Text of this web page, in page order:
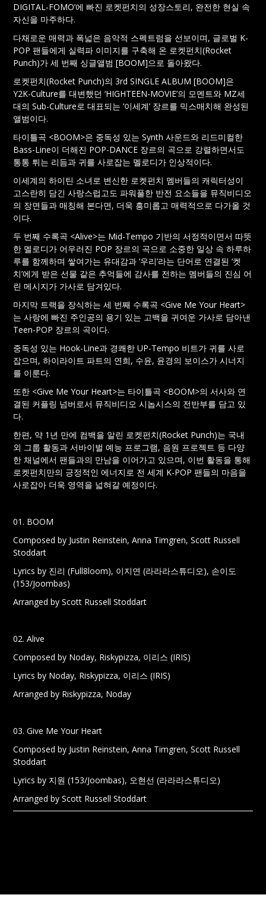
DIGITAL-FOMO’에 빠진 로켓펀치의 성장스토리, 완전한 현실 속
자신을 마주하다.
다채로운 매력과 폭넓은 음악적 스펙트럼을 선보이며, 글로벌 K-
POP 팬들에게 실력파 이미지를 구축해 온 로켓펀치(Rocket
Punch)가 세 번째 싱글앨범 [BOOM]으로 돌아왔다.
로켓펀치(Rocket Punch)의 3rd SINGLE ALBUM [BOOM]은
Y2K-Culture를 대변했던 ‘HIGHTEEN-MOVIE’의 모멘트와 MZ세
대의 Sub-Culture로 대표되는 ‘이세계’ 장르를 믹스매치해 완성된
앨범이다.
타이틀곡 <BOOM>은 중독성 있는 Synth 사운드와 리드미컬한
Bass-Line이 더해진 POP-DANCE 장르의 곡으로 강렬하면서도
통통 튀는 리듬과 귀를 사로잡는 멜로디가 인상적이다.
이세계의 하이틴 소녀로 변신한 로켓펀치 멤버들의 캐릭터성이
고스란히 담긴 사랑스럽고도 파워풀한 반전 요소들을 뮤직비디오
의 장면들과 매칭해 본다면, 더욱 흥미롭고 매력적으로 다가올 것
이다.
두 번째 수록곡 <Alive>는 Mid-Tempo 기반의 서정적이면서 따뜻
한 멜로디가 어우러진 POP 장르의 곡으로 소중한 일상 속 하루하
루를 함께하며 쌓여가는 유대감과 ‘우리’라는 단어로 연결된 ‘켓
치’에게 받은 선물 같은 추억들에 감사를 전하는 멤버들의 진심 어
린 메시지가 가사로 담겨있다.
마지막 트랙을 장식하는 세 번째 수록곡 <Give Me Your Heart>
는 사랑에 빠진 주인공의 용기 있는 고백을 귀여운 가사로 담아낸
Teen-POP 장르의 곡이다.
중독성 있는 Hook-Line과 경쾌한 UP-Tempo 비트가 귀를 사로
잡으며, 하이라이트 파트의 연희, 수윤, 윤경의 보이스가 시너지
를 이룬다.
또한 <Give Me Your Heart>는 타이틀곡 <BOOM>의 서사와 연
결된 커플링 넘버로서 뮤직비디오 시놉시스의 전반부를 담고 있
다.
한편, 약 1년 만에 컴백을 알린 로켓펀치(Rocket Punch)는 국내
외 그룹 활동과 서바이벌 예능 프로그램, 음원 프로젝트 등 다양
한 채널에서 팬들과의 만남을 이어가고 있으며, 이번 활동을 통해
로켓펀치만의 긍정적인 에너지로 전 세계 K-POP 팬들의 마음을
사로잡아 더욱 영역을 넓혀갈 예정이다.
01. BOOM
Composed by Justin Reinstein, Anna Timgren, Scott Russell
Stoddart
Lyrics by 진리 (Full8loom), 이지연 (라라라스튜디오), 손이도
(153/Joombas)
Arranged by Scott Russell Stoddart
02. Alive
Composed by Noday, Riskypizza, 이리스 (IRIS)
Lyrics by Noday, Riskypizza, 이리스 (IRIS)
Arranged by Riskypizza, Noday
03. Give Me Your Heart
Composed by Justin Reinstein, Anna Timgren, Scott Russell
Stoddart
Lyrics by 지원 (153/Joombas), 오현선 (라라라스튜디오)
Arranged by Scott Russell Stoddart